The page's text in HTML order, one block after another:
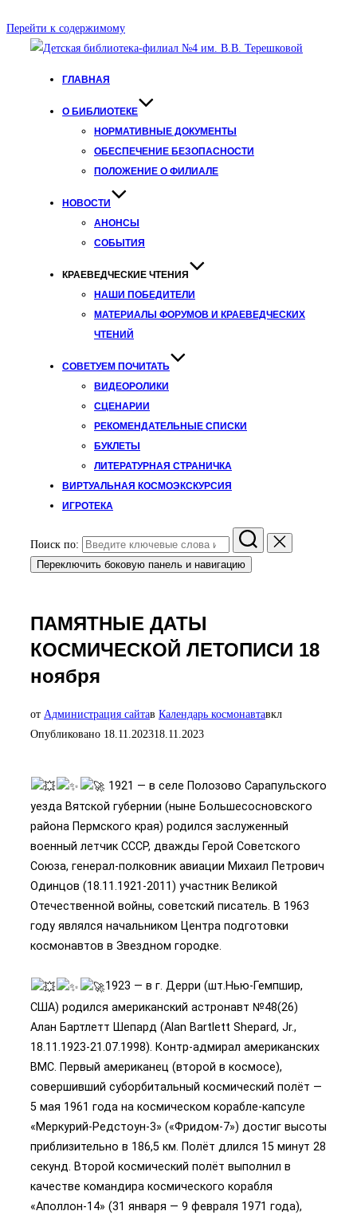
Перейти к содержимому
ГЛАВНАЯ
О БИБЛИОТЕКЕ
НОРМАТИВНЫЕ ДОКУМЕНТЫ
ОБЕСПЕЧЕНИЕ БЕЗОПАСНОСТИ
ПОЛОЖЕНИЕ О ФИЛИАЛЕ
НОВОСТИ
АНОНСЫ
СОБЫТИЯ
КРАЕВЕДЧЕСКИЕ ЧТЕНИЯ
НАШИ ПОБЕДИТЕЛИ
МАТЕРИАЛЫ ФОРУМОВ И КРАЕВЕДЧЕСКИХ
ЧТЕНИЙ
СОВЕТУЕМ ПОЧИТАТЬ
ВИДЕОРОЛИКИ
СЦЕНАРИИ
РЕКОМЕНДАТЕЛЬНЫЕ СПИСКИ
БУКЛЕТЫ
ЛИТЕРАТУРНАЯ СТРАНИЧКА
ВИРТУАЛЬНАЯ КОСМОЭКСКУРСИЯ
ИГРОТЕКА
Поиск по:
Переключить боковую панель и навигацию
ПАМЯТНЫЕ ДАТЫ
КОСМИЧЕСКОЙ ЛЕТОПИСИ 18
ноября
от Администрация сайтав Календарь космонавтавкл
Опубликовано 18.11.202318.11.2023
1921 — в селе Полозово Сарапульского
уезда Вятской губернии (ныне Большесосновского
района Пермского края) родился заслуженный
военный летчик СССР, дважды Герой Советского
Союза, генерал-полковник авиации Михаил Петрович
Одинцов (18.11.1921-2011) участник Великой
Отечественной войны, советский писатель. В 1963
году являлся начальником Центра подготовки
космонавтов в Звездном городке.
1923 — в г. Дерри (шт.Нью-Гемпшир,
США) родился американский астронавт №48(26)
Алан Бартлетт Шепард (Alan Bartlett Shepard, Jr.,
18.11.1923-21.07.1998). Контр-адмирал американских
ВМС. Первый американец (второй в космосе),
совершивший суборбитальный космический полёт —
5 мая 1961 года на космическом корабле-капсуле
«Меркурий-Редстоун-3» («Фридом-7») достиг высоты
приблизительно в 186,5 км. Полёт длился 15 минут 28
секунд. Второй космический полёт выполнил в
качестве командира космического корабля
«Аполлон-14» (31 января — 9 февраля 1971 года),